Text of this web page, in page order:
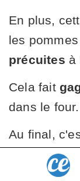
En plus,
les
précuites à
Cela fait
dans le four.
Au final,